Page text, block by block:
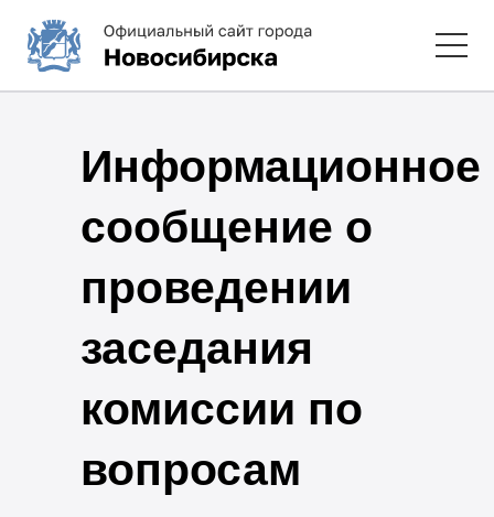
Информационное
сообщение о
проведении
заседания
комиссии по
вопросам